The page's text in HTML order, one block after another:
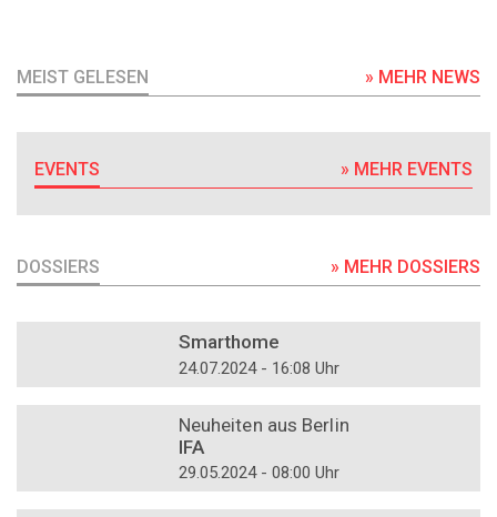
MEIST GELESEN » MEHR NEWS
EVENTS » MEHR EVENTS
DOSSIERS » MEHR DOSSIERS
Smarthome
24.07.2024 - 16:08 Uhr
Neuheiten aus Berlin
IFA
29.05.2024 - 08:00 Uhr